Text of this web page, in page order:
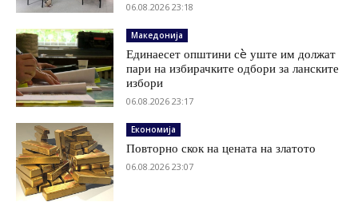
06.08.2026 23:18
Македонија
Единаесет општини сè уште им должат
пари на избирачките одбори за ланските
избори
06.08.2026 23:17
Економија
Повторно скок на цената на златото
06.08.2026 23:07